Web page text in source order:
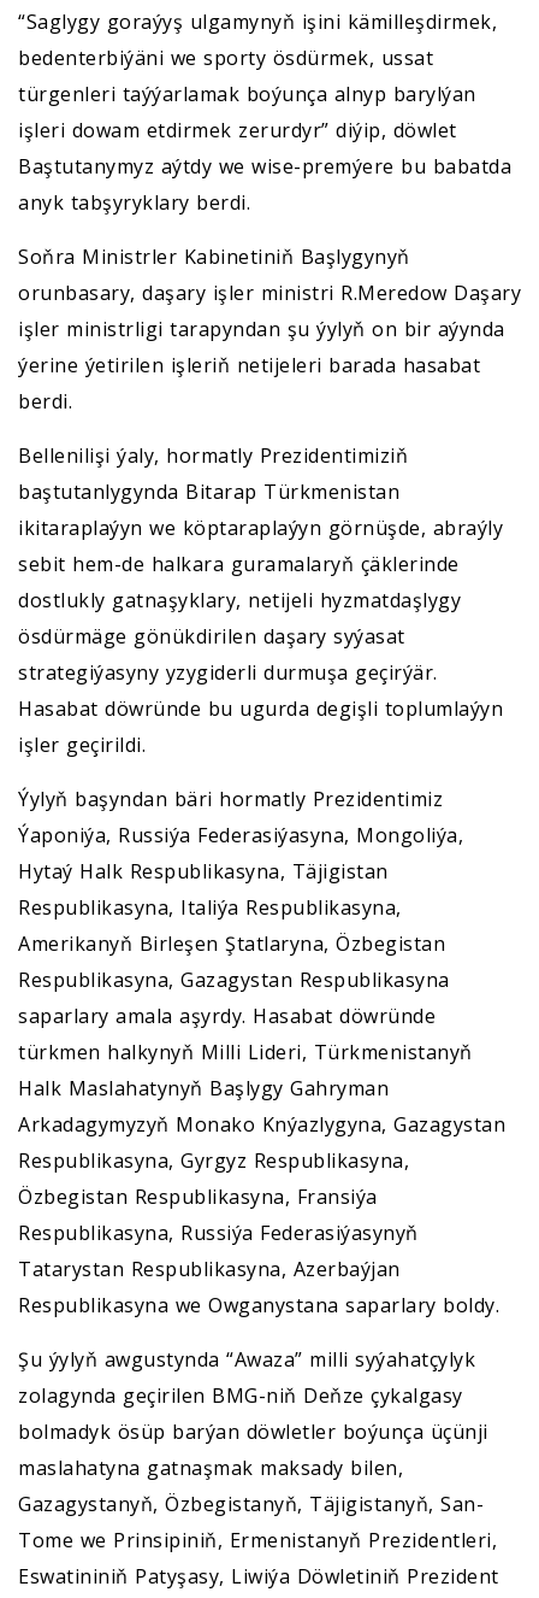
“Saglygy goraýyş ulgamynyň işini kämilleşdirmek,
bedenterbiýäni we sporty ösdürmek, ussat
türgenleri taýýarlamak boýunça alnyp barylýan
işleri dowam etdirmek zerurdyr” diýip, döwlet
Baştutanymyz aýtdy we wise-premýere bu babatda
anyk tabşyryklary berdi.
Soňra Ministrler Kabinetiniň Başlygynyň
orunbasary, daşary işler ministri R.Meredow Daşary
işler ministrligi tarapyndan şu ýylyň on bir aýynda
ýerine ýetirilen işleriň netijeleri barada hasabat
berdi.
Bellenilişi ýaly, hormatly Prezidentimiziň
baştutanlygynda Bitarap Türkmenistan
ikitaraplaýyn we köptaraplaýyn görnüşde, abraýly
sebit hem-de halkara guramalaryň çäklerinde
dostlukly gatnaşyklary, netijeli hyzmatdaşlygy
ösdürmäge gönükdirilen daşary syýasat
strategiýasyny yzygiderli durmuşa geçirýär.
Hasabat döwründe bu ugurda degişli toplumlaýyn
işler geçirildi.
Ýylyň başyndan bäri hormatly Prezidentimiz
Ýaponiýa, Russiýa Federasiýasyna, Mongoliýa,
Hytaý Halk Respublikasyna, Täjigistan
Respublikasyna, Italiýa Respublikasyna,
Amerikanyň Birleşen Ştatlaryna, Özbegistan
Respublikasyna, Gazagystan Respublikasyna
saparlary amala aşyrdy. Hasabat döwründe
türkmen halkynyň Milli Lideri, Türkmenistanyň
Halk Maslahatynyň Başlygy Gahryman
Arkadagymyzyň Monako Knýazlygyna, Gazagystan
Respublikasyna, Gyrgyz Respublikasyna,
Özbegistan Respublikasyna, Fransiýa
Respublikasyna, Russiýa Federasiýasynyň
Tatarystan Respublikasyna, Azerbaýjan
Respublikasyna we Owganystana saparlary boldy.
Şu ýylyň awgustynda “Awaza” milli syýahatçylyk
zolagynda geçirilen BMG-niň Deňze çykalgasy
bolmadyk ösüp barýan döwletler boýunça üçünji
maslahatyna gatnaşmak maksady bilen,
Gazagystanyň, Özbegistanyň, Täjigistanyň, San-
Tome we Prinsipiniň, Ermenistanyň Prezidentleri,
Eswatininiň Patyşasy, Liwiýa Döwletiniň Prezident